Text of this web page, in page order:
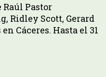
Raúl Pastor
Ridley Scott, Gerard
Cáceres. Hasta el 31